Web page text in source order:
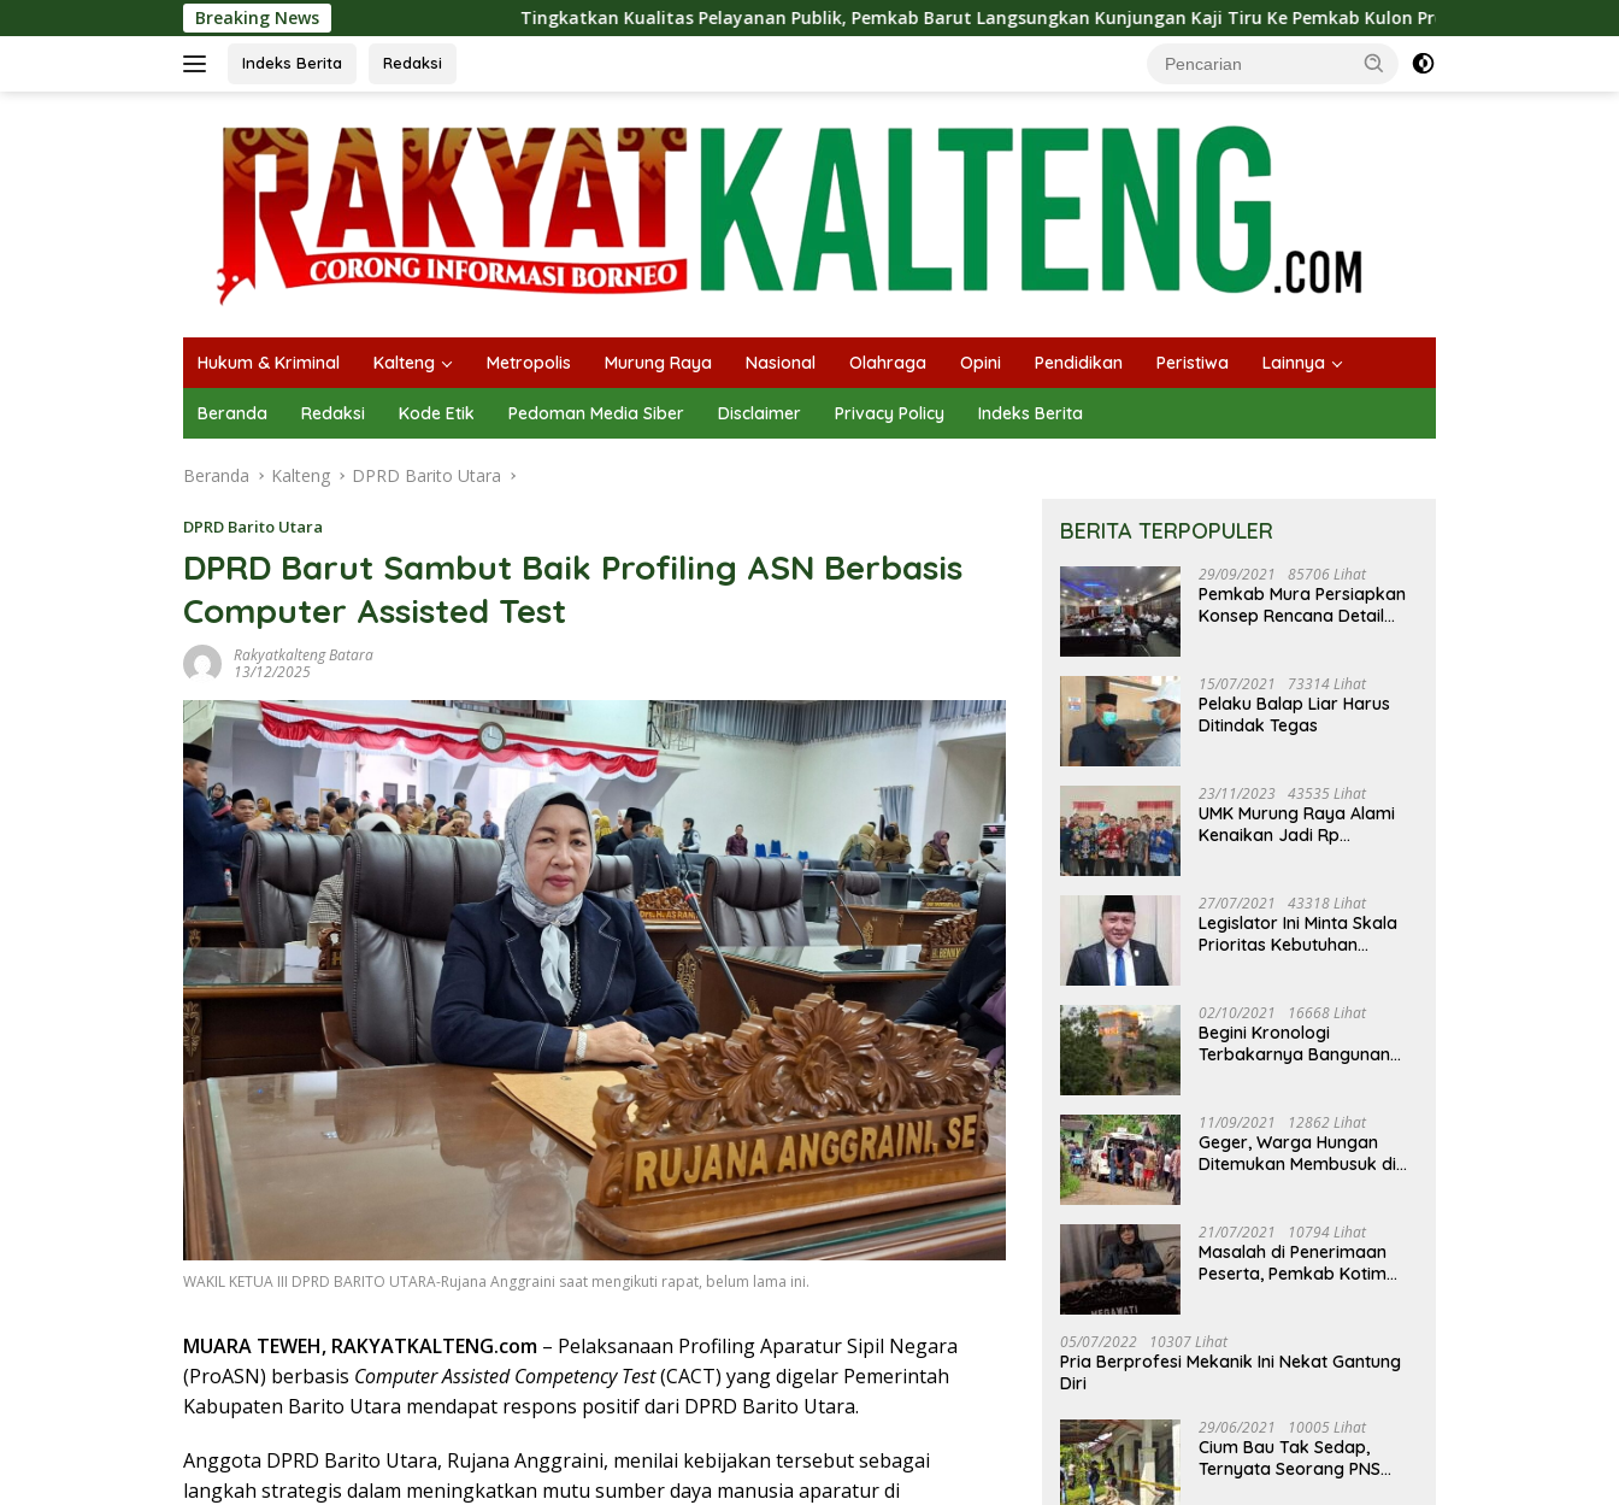
ke
Breaking NewsTingkatkan Kualitas Pelayanan Publik, Pemkab Barut Langsungkan Kunjungan Kaji Tiru Ke Pemkab Kulon Progo Langsungkan Kaji Tiru, Bupati
Indeks Berita Redaksi
Hukum & Kriminal Kalteng Metropolis Murung Raya Nasional Olahraga Opini Pendidikan Peristiwa Lainnya
Beranda Redaksi Kode Etik Pedoman Media Siber Disclaimer Privacy Policy Indeks Berita
Beranda Kalteng DPRD Barito Utara
DPRD Barito Utara
DPRD Barut Sambut Baik Profiling ASN Berbasis
Computer Assisted Test
Rakyatkalteng Batara
13/12/2025
WAKIL KETUA III DPRD BARITO UTARA-Rujana Anggraini saat mengikuti rapat, belum lama ini.
MUARA TEWEH, RAKYATKALTENG.com – Pelaksanaan Profiling Aparatur Sipil Negara
(ProASN) berbasis Computer Assisted Competency Test(CACT) yang digelar Pemerintah
Kabupaten Barito Utara mendapat respons positif dari DPRD Barito Utara.
Anggota DPRD Barito Utara, Rujana Anggraini, menilai kebijakan tersebut sebagai
langkah strategis dalam meningkatkan mutu sumber daya manusia aparatur di
BERITA TERPOPULER
29/09/2021 85706 Lihat
Pemkab Mura Persiapkan
Konsep Rencana Detail
15/07/2021 73314 Lihat
Pelaku Balap Liar Harus
Ditindak Tegas
23/11/2023 43535 Lihat
UMK Murung Raya Alami
Kenaikan Jadi Rp
27/07/2021 43318 Lihat
Legislator Ini Minta Skala
Prioritas Kebutuhan
02/10/2021 16668 Lihat
Begini Kronologi
Terbakarnya Bangunan
11/09/2021 12862 Lihat
Geger, Warga Hungan
Ditemukan Membusuk di
21/07/2021 10794 Lihat
Masalah di Penerimaan
Peserta, Pemkab Kotim
05/07/2022 10307 Lihat
Pria Berprofesi Mekanik Ini Nekat Gantung
Diri
29/06/2021 10005 Lihat
Cium Bau Tak Sedap,
Ternyata Seorang PNS